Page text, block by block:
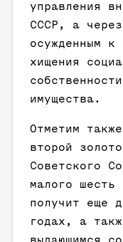
управления
СССР, а
осужденным к
хищения
имущества.
Отметим
второй
Советского
малого шесть
получит еще
годах, а